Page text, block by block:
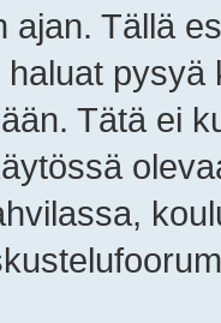
ajan. Tällä
Tätä ei